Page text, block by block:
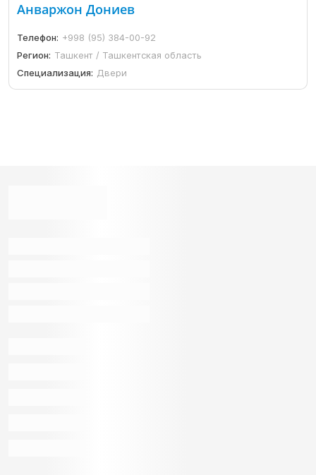
Анваржон Дониев
Телефон: +998 (95) 384-00-92
Регион: Ташкент / Ташкентская область
Специализация: Двери